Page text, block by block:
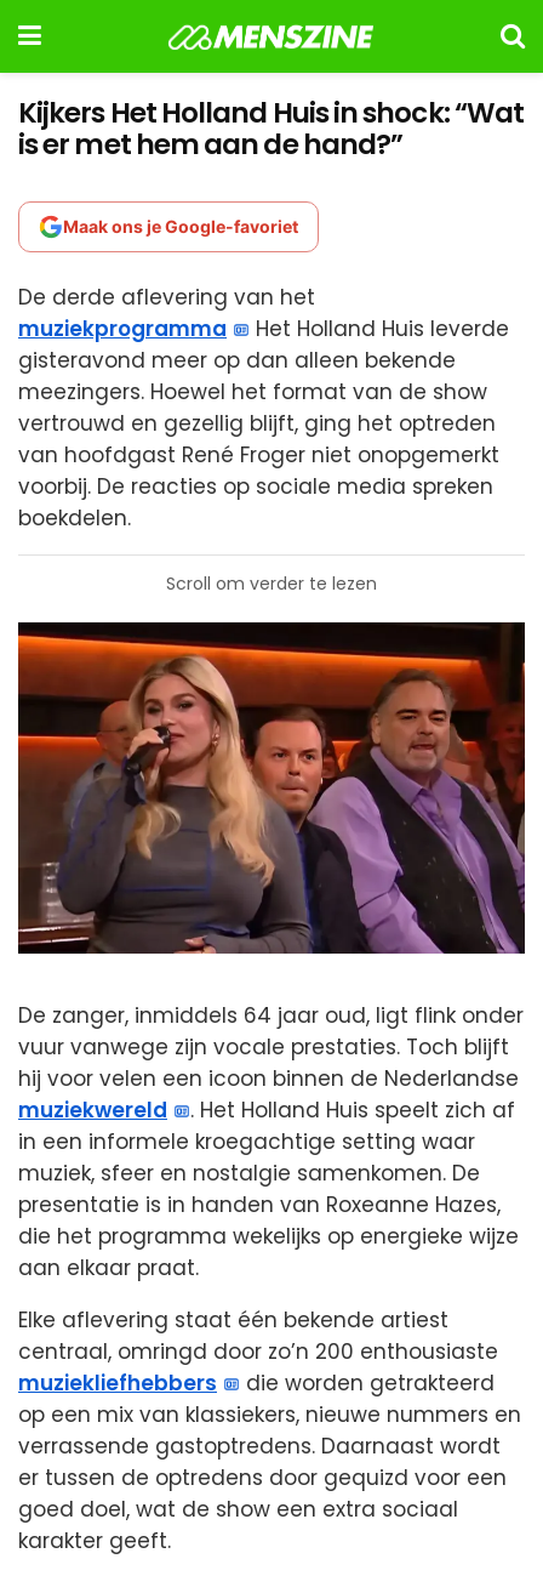
Kijkers Het Holland Huis in shock: “Wat
is er met hem aan de hand?”
Maak ons je Google-favoriet
De derde aflevering van het
muziekprogramma
Het Holland Huis leverde
gisteravond meer op dan alleen bekende
meezingers. Hoewel het format van de show
vertrouwd en gezellig blijft, ging het optreden
van hoofdgast René Froger niet onopgemerkt
voorbij. De reacties op sociale media spreken
boekdelen.
Scroll om verder te lezen
De zanger, inmiddels 64 jaar oud, ligt flink onder
vuur vanwege zijn vocale prestaties. Toch blijft
hij voor velen een icoon binnen de Nederlandse
muziekwereld
. Het Holland Huis speelt zich af
in een informele kroegachtige setting waar
muziek, sfeer en nostalgie samenkomen. De
presentatie is in handen van Roxeanne Hazes,
die het programma wekelijks op energieke wijze
aan elkaar praat.
Elke aflevering staat één bekende artiest
centraal, omringd door zo’n 200 enthousiaste
muziekliefhebbers
die worden getrakteerd
op een mix van klassiekers, nieuwe nummers en
verrassende gastoptredens. Daarnaast wordt
er tussen de optredens door gequizd voor een
goed doel, wat de show een extra sociaal
karakter geeft.